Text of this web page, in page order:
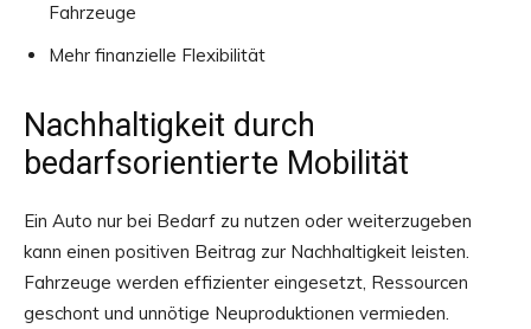
Fahrzeuge
Mehr finanzielle Flexibilität
Nachhaltigkeit durch
bedarfsorientierte Mobilität
Ein Auto nur bei Bedarf zu nutzen oder weiterzugeben
kann einen positiven Beitrag zur Nachhaltigkeit leisten.
Fahrzeuge werden effizienter eingesetzt, Ressourcen
geschont und unnötige Neuproduktionen vermieden.